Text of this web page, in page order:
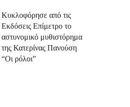
Κυκλοφόρησε από τις
Εκδόσεις Επίμετρο το
αστυνομικό μυθιστόρημα
της Κατερίνας Πανούση
“Οι ρόλοι”